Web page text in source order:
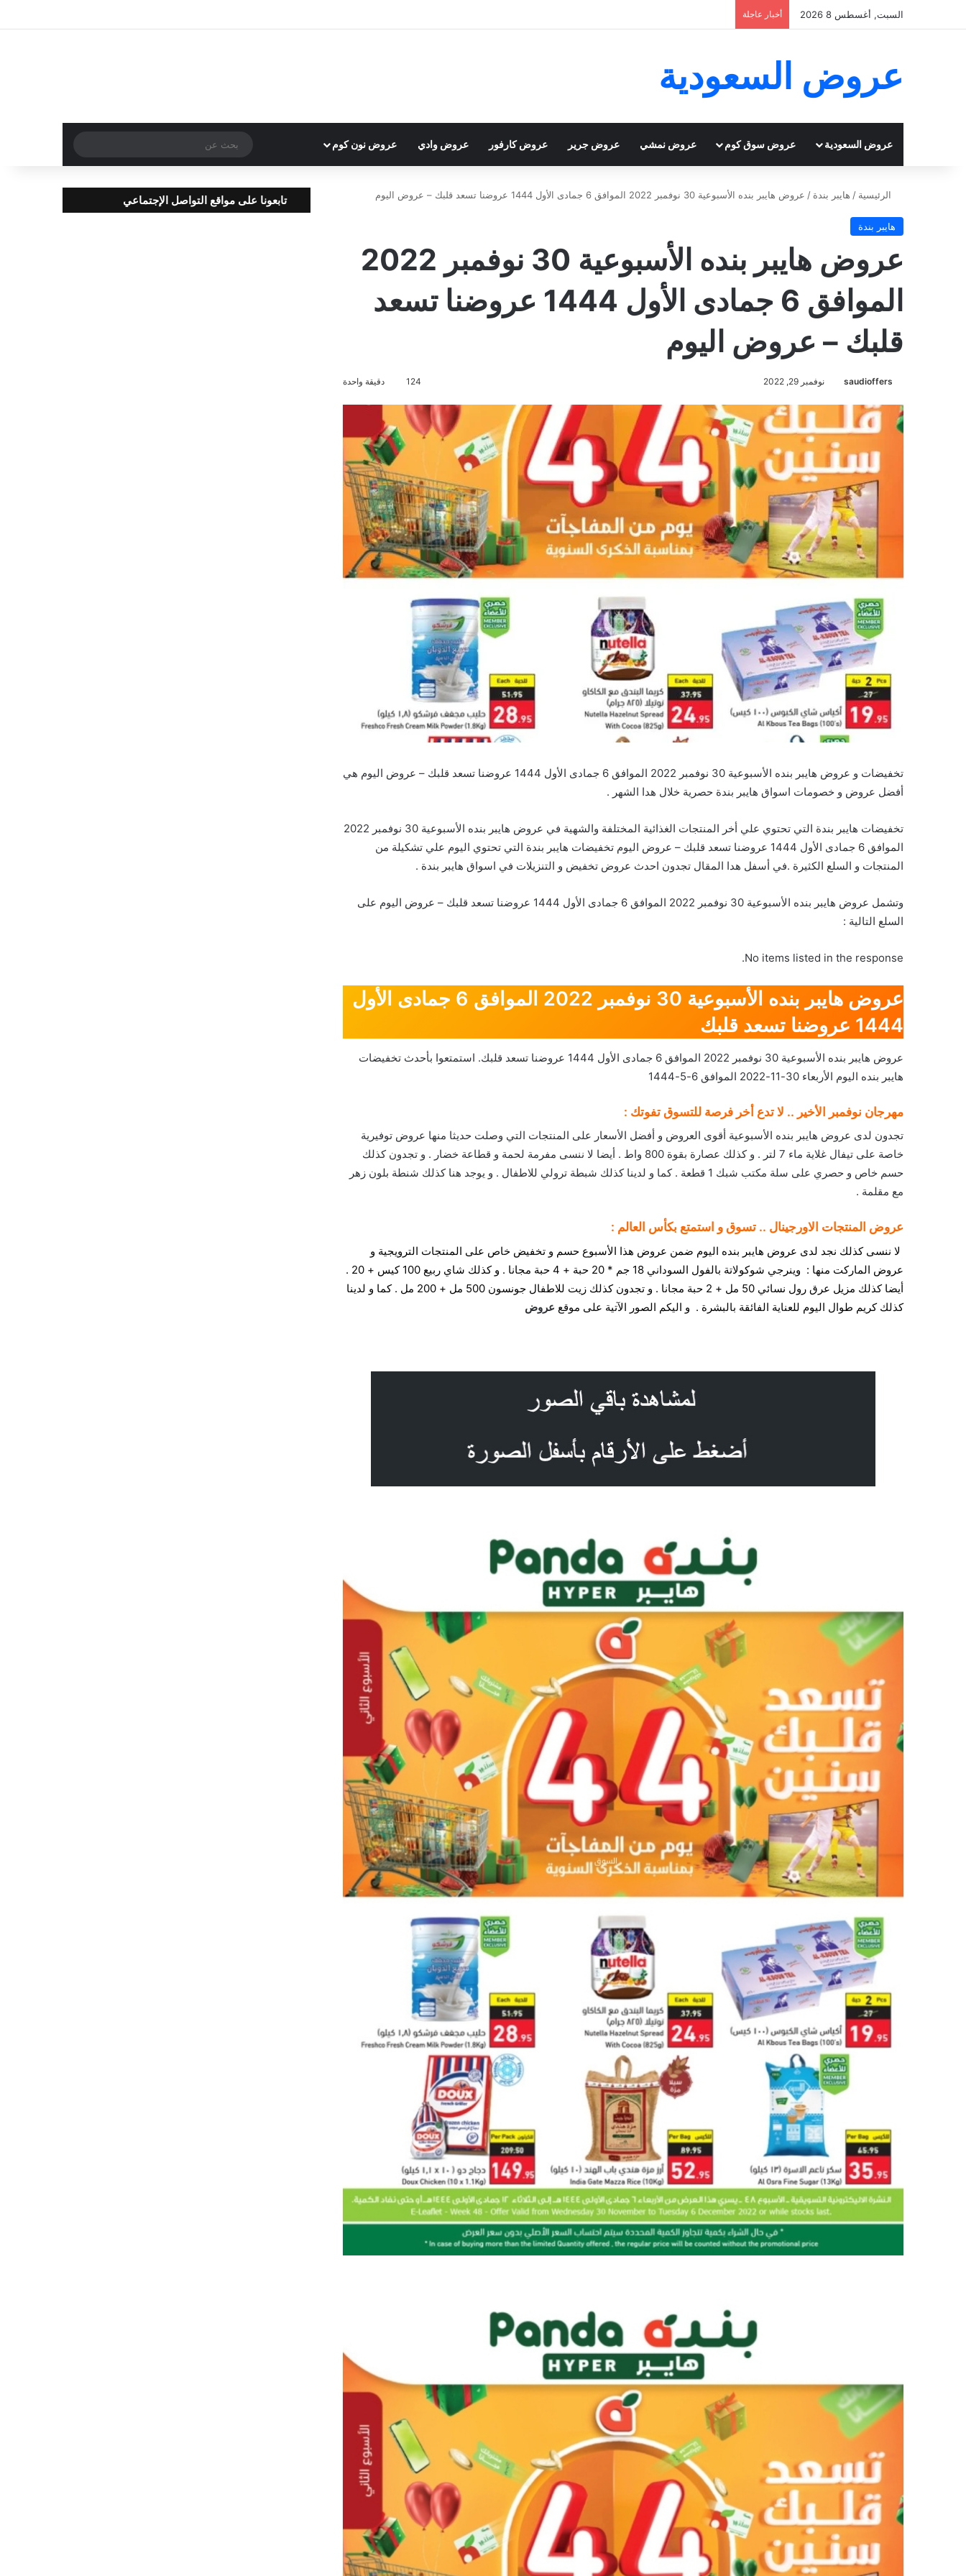
السبت, أغسطس 8 2026 أخبار عاجلة
عروض السعودية
عروض السعودية عروض سوق كوم عروض نمشي عروض جرير عروض كارفور عروض وادي عروض نون كوم
عن
الرئيسية / هايبر بندة / عروض هايبر بنده الأسبوعية 30 نوفمبر 2022 الموافق 6 جمادى الأول 1444 عروضنا تسعد قلبك – عروض اليوم
هايبر بندة
عروض هايبر بنده الأسبوعية 30 نوفمبر 2022
الموافق 6 جمادى الأول 1444 عروضنا تسعد
قلبك – عروض اليوم
saudioffers نوفمبر 29, 2022 124 دقيقة واحدة
تخفيضات و عروض هايبر بنده الأسبوعية 30 نوفمبر 2022 الموافق 6 جمادى الأول 1444 عروضنا تسعد قلبك – عروض اليوم هي
أفضل عروض و خصومات اسواق هايبر بندة حصرية خلال هدا الشهر .
تخفيضات هايبر بندة التي تحتوي علي أخر المنتجات الغذائية المختلفة والشهية في عروض هايبر بنده الأسبوعية 30 نوفمبر 2022
الموافق 6 جمادى الأول 1444 عروضنا تسعد قلبك – عروض اليوم تخفيضات هايبر بندة التي تحتوي اليوم علي تشكيلة من
المنتجات و السلع الكثيرة .في أسفل هدا المقال تجدون احدث عروض تخفيض و التنزيلات في اسواق هايبر بندة .
وتشمل عروض هايبر بنده الأسبوعية 30 نوفمبر 2022 الموافق 6 جمادى الأول 1444 عروضنا تسعد قلبك – عروض اليوم على
السلع التالية :
No items listed in the response.
عروض هايبر بنده الأسبوعية 30 نوفمبر 2022 الموافق 6 جمادى الأول
1444 عروضنا تسعد قلبك
عروض هايبر بنده الأسبوعية 30 نوفمبر 2022 الموافق 6 جمادى الأول 1444 عروضنا تسعد قلبك. استمتعوا بأحدث تخفيضات
هايبر بنده اليوم الأربعاء 30-11-2022 الموافق 6-5-1444
مهرجان نوفمبر الأخير .. لا تدع أخر فرصة للتسوق تفوتك :
تجدون لدى عروض هايبر بنده الأسبوعية أقوى العروض و أفضل الأسعار على المنتجات التي وصلت حديثا منها عروض توفيرية
خاصة على تيفال غلاية ماء 7 لتر . و كذلك عصارة بقوة 800 واط . أيضا لا ننسى مفرمة لحمة و قطاعة خضار . و تجدون كذلك
حسم خاص و حصري على سلة مكتب شبك 1 قطعة . كما و لدينا كذلك شبطة ترولي للاطفال . و يوجد هنا كذلك شنطة بلون زهر
مع مقلمة .
عروض المنتجات الاورجينال .. تسوق و استمتع بكأس العالم :
لا ننسى كذلك نجد لدى عروض هايبر بنده اليوم ضمن عروض هذا الأسبوع حسم و تخفيض خاص على المنتجات الترويجية و
عروض الماركت منها : وينرجي شوكولاتة بالفول السوداني 18 جم * 20 حبة + 4 حبة مجانا . و كذلك شاي ربيع 100 كيس + 20 .
أيضا كذلك مزيل عرق رول نسائي 50 مل + 2 حبة مجانا . و تجدون كذلك زيت للاطفال جونسون 500 مل + 200 مل . كما و لدينا
كذلك كريم طوال اليوم للعناية الفائقة بالبشرة . و اليكم الصور الآتية على موقع عروض
تابعونا على مواقع التواصل الإجتماعي